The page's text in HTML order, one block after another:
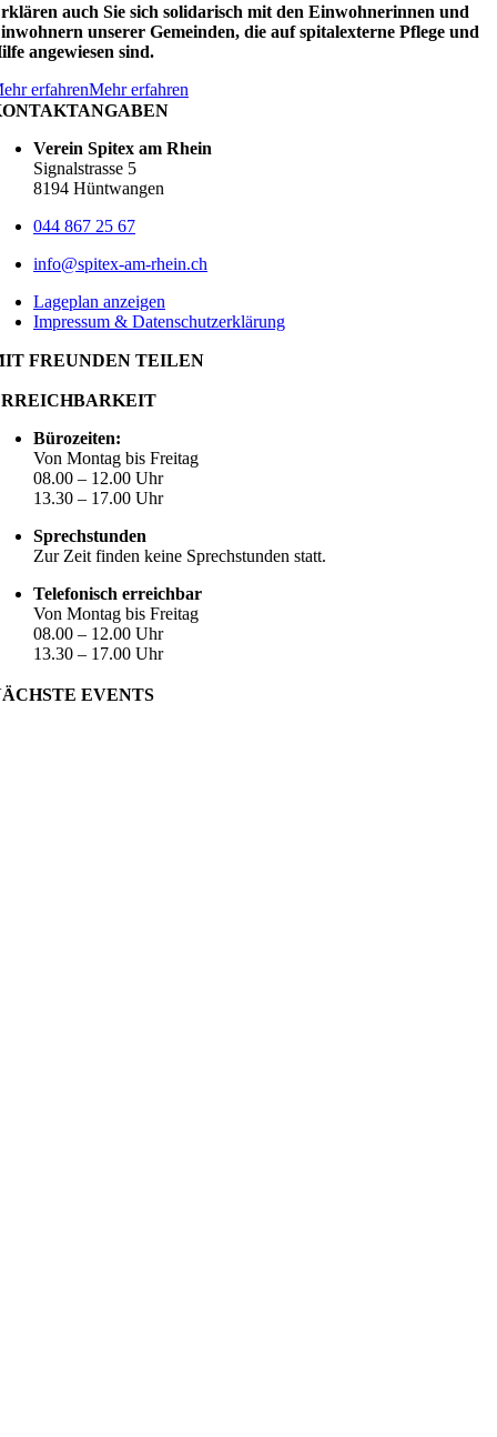
auch Sie sich solidarisch mit den Einwohnerinnen und
unserer Gemeinden, die auf spitalexterne Pflege und
angewiesen sind.
erfahrenMehr erfahren
Verein Spitex am Rhein
Signalstrasse 5
8194 Hüntwangen
044 867 25 67
info@spitex-am-rhein.ch
Lageplan anzeigen
Impressum & Datenschutzerklärung
FREUNDEN TEILEN
Bürozeiten:
Von Montag bis Freitag
08.00 – 12.00 Uhr
13.30 – 17.00 Uhr
Sprechstunden
Zur Zeit finden keine Sprechstunden statt.
Telefonisch erreichbar
Von Montag bis Freitag
08.00 – 12.00 Uhr
13.30 – 17.00 Uhr
EVENTS